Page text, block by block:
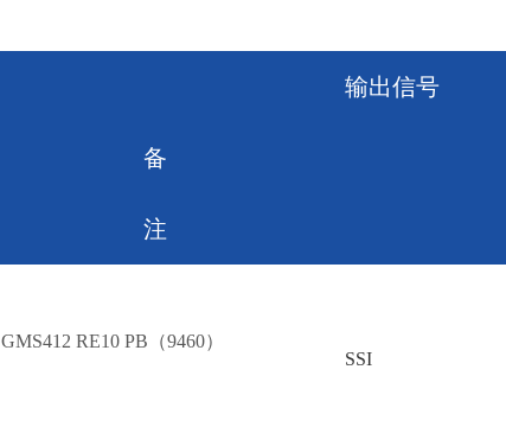
输出信号
备
注
GMS412 RE10 PB（9460）
SSI